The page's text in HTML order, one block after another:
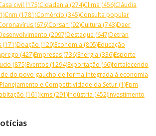
civil (175)Cidadania (274)Clima (456)Cláudia
Cnm (1781)Comércio (345)Consulta popular
(676)Corsan (92)Cultura (743)Daer
(2097)Destaque (647)Detran
(171)Doação (120)Economia (805)Educação
(427)Empresas (736)Energia (336)Esporte
(875)Eventos (1294)Exportação (66)fortalecendo
do povo gaúcho de forma integrada à economia
e Competitividade da Setur (1)Fpm
(161)Icms (291)Indústria (452)Investimento